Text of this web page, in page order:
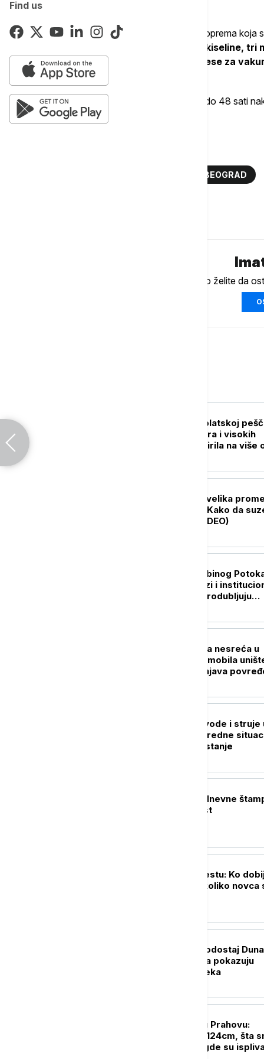
Find uspaketa marihuane.
Takođe, u njegovom stanu je pronađena oprema koja
pet flaša akumulatorske kiseline, tri
droge, vagica za precizno merenje i kese za
sumnja da je kofein.
Osumnjičenima je određeno zadržavanje do 48 sati
Višem javnom tužilaštvu u Beogradu.
BEOGRAD
Ukoliko želite da
Novi požar u Deliblatskoj
Vatra se zbog vetra i visokih
temperatura proširila na više
Polazak u vrtić je velika
za celu porodicu: Kako da
traju što kraće (VIDEO)
Gradonačelnik Zubinog
Jednostrani potezi i
pritisci dodatno produbljuju
Teška saobraćajna nesreća u
Grockoj: Dva automobila
Hitna pomoć zbrinjava
Nema restrikcija vode i struje
Srbiji: Štab za vanredne
objavio najnovije stanje
Naslovne strane dnevne
četvrtak, 6. avgust
Sve na jednom mestu: Ko
državnu pomoć, koliko novca
Rekordno nizak vodostaj
nije slučajnost: Šta pokazuju
podaci i šta nas čeka
Euronews Srbija u Prahovu:
Vodostaj pao na -124cm, šta
zatekli na mestu gde su